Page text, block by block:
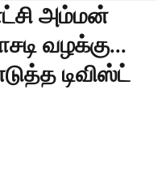
அம்மன்
வழக்கு...
டிவிஸ்ட்